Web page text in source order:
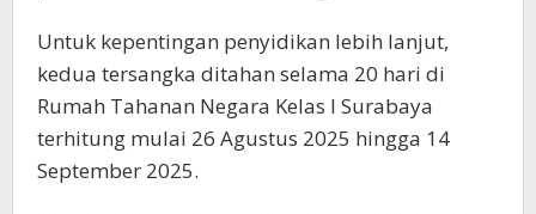
Untuk kepentingan penyidikan lebih lanjut,
kedua tersangka ditahan selama 20 hari di
Rumah Tahanan Negara Kelas I Surabaya
terhitung mulai 26 Agustus 2025 hingga 14
September 2025.